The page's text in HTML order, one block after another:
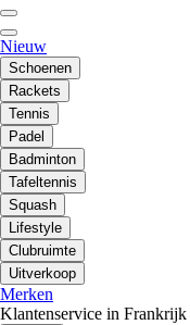
Nieuw
Schoenen
Rackets
Tennis
Padel
Badminton
Tafeltennis
Squash
Lifestyle
Clubruimte
Uitverkoop
Merken
Klantenservice in Frankrijk